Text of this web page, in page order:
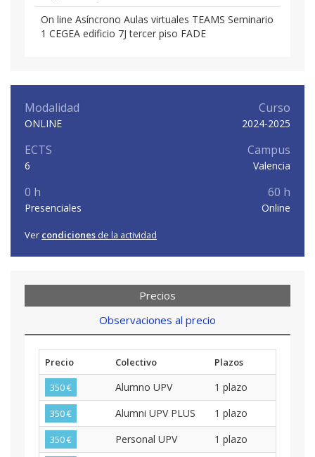
On line Asíncrono Aulas virtuales TEAMS Seminario
1 CEGEA edificio 7J tercer piso FADE
Modalidad
ONLINE
Curso
2024-2025
ECTS
6
Campus
Valencia
0 h
Presenciales
60 h
Online
Ver condiciones de la actividad
Precios
Observaciones al precio
Precio Colectivo
Plazos
350 €
Alumno UPV 1 plazo
350 € Alumni UPV PLUS 1 plazo
350 € Personal UPV 1 plazo